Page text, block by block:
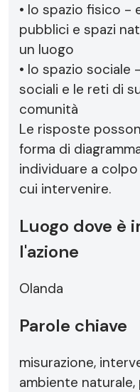
• lo spazio fisico -
pubblici e spazi
un luogo
• lo spazio sociale
sociali e le reti di
comunità
Le risposte
forma di
individuare a
cui intervenire.
Luogo dove è
l'azione
Olanda
Parole chiave
misurazione,
ambiente